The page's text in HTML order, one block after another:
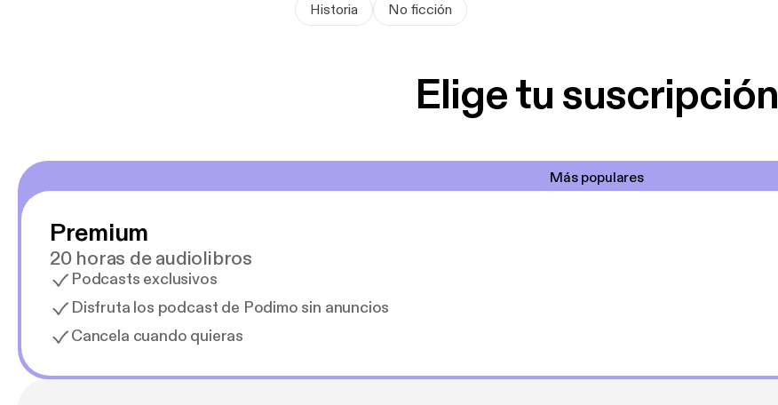
Historia
No ficción
Elige tu suscripción
Más populares
Premium
20 horas de audiolibros
Podcasts exclusivos
Disfruta los podcast de Podimo sin anuncios
Cancela cuando quieras